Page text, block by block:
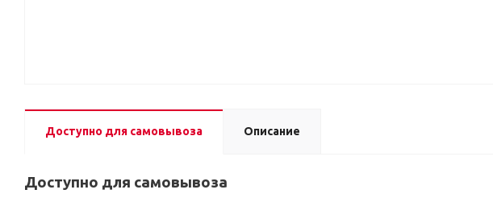
Доступно для самовывоза Описание
Доступно для самовывоза